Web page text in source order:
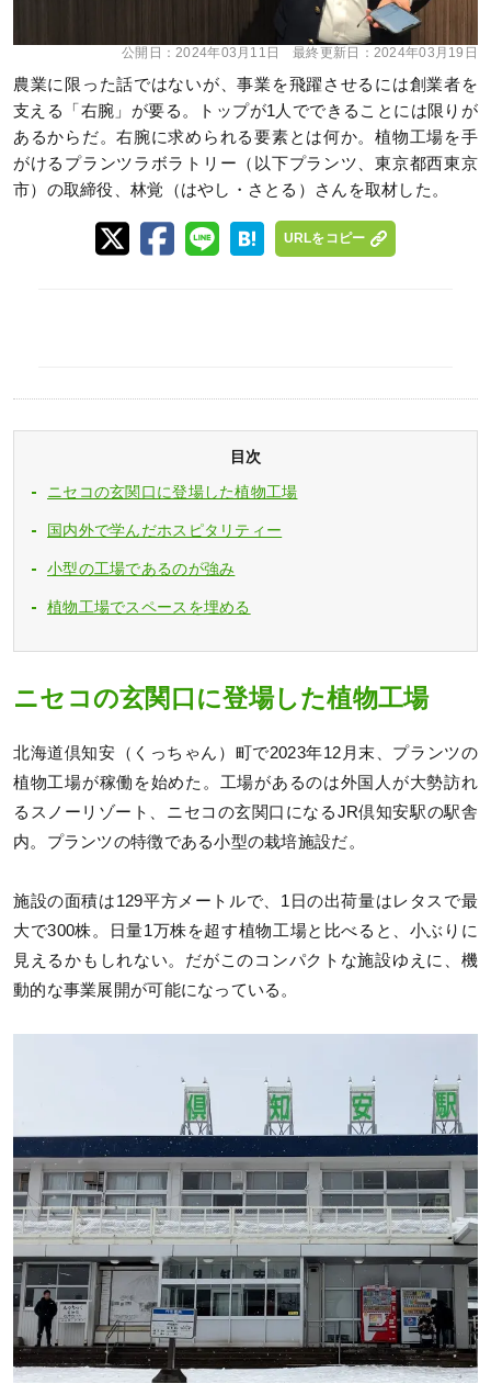
公開日：2024年03月11日 最終更新日： 2024年03月19日
農業に限った話ではないが、事業を飛躍させるには創業者を
支える「右腕」が要る。トップが1人でできることには限りが
あるからだ。右腕に求められる要素とは何か。植物工場を手
がけるプランツラボラトリー（以下プランツ、東京都西東京
市）の取締役、林覚（はやし・さとる）さんを取材した。
URLをコピー
目次
ニセコの玄関口に登場した植物工場
国内外で学んだホスピタリティー
小型の工場であるのが強み
植物工場でスペースを埋める
ニセコの玄関口に登場した植物工場
北海道倶知安（くっちゃん）町で2023年12月末、プランツの
植物工場が稼働を始めた。工場があるのは外国人が大勢訪れ
るスノーリゾート、ニセコの玄関口になるJR倶知安駅の駅舎
内。プランツの特徴である小型の栽培施設だ。
施設の面積は129平方メートルで、1日の出荷量はレタスで最
大で300株。日量1万株を超す植物工場と比べると、小ぶりに
見えるかもしれない。だがこのコンパクトな施設ゆえに、機
動的な事業展開が可能になっている。